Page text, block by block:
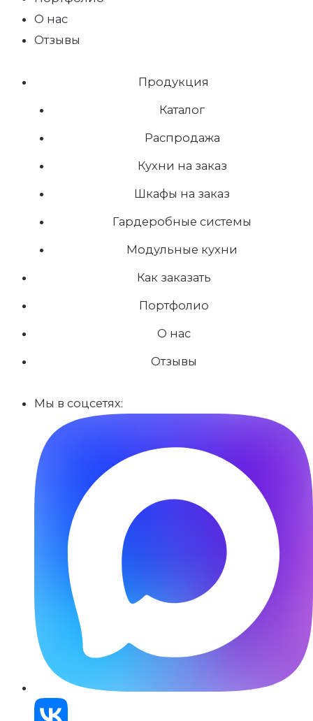
О нас
Отзывы
Продукция
Каталог
Распродажа
Кухни на заказ
Шкафы на заказ
Гардеробные системы
Модульные кухни
Как заказать
Портфолио
О нас
Отзывы
Мы в соцсетях: